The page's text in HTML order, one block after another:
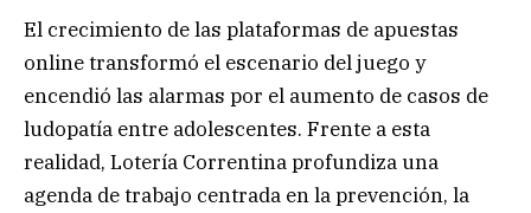
El crecimiento de las plataformas de apuestas
online transformó el escenario del juego y
encendió las alarmas por el aumento de casos de
ludopatía entre adolescentes. Frente a esta
realidad, Lotería Correntina profundiza una
agenda de trabajo centrada en la prevención, la